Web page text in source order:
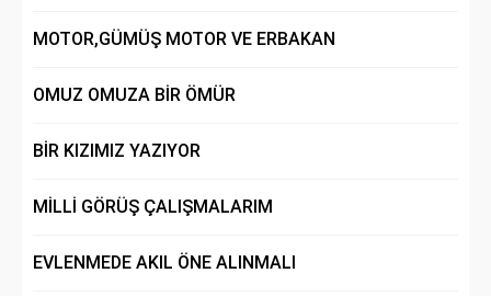
MOTOR,GÜMÜŞ MOTOR VE ERBAKAN
OMUZ OMUZA BİR ÖMÜR
BİR KIZIMIZ YAZIYOR
MİLLİ GÖRÜŞ ÇALIŞMALARIM
EVLENMEDE AKIL ÖNE ALINMALI